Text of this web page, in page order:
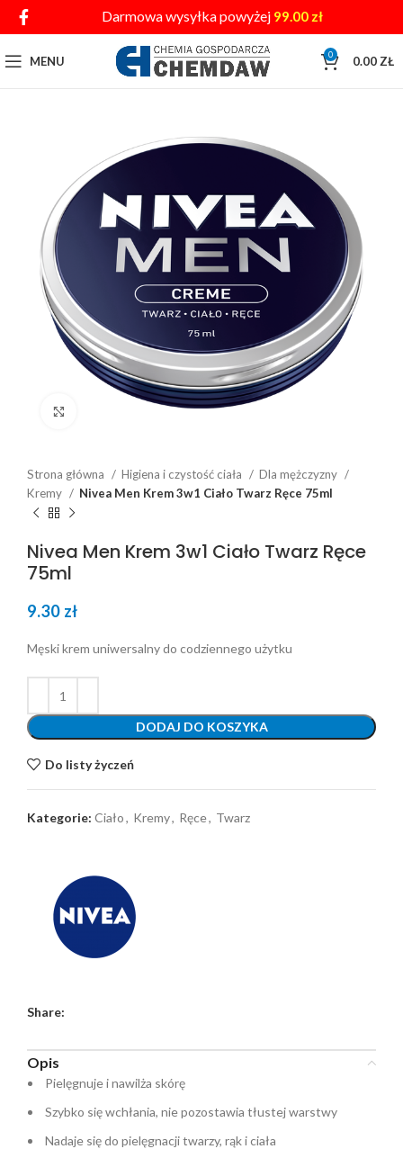
Darmowa wysyłka powyżej 99.00 zł
MENU 0 0.00 ZŁ
Strona główna Higiena i czystość ciała
Dla mężczyzny
Kremy
Nivea Men Krem 3w1 Ciało Twarz Ręce 75ml
Nivea Men Krem 3w1 Ciało Twarz Ręce
75ml
9.30 zł
Męski krem uniwersalny do codziennego użytku
DODAJ DO KOSZYKA
Do listy życzeń
Kategorie: Ciało, Kremy, Ręce, Twarz
Share:
Opis
Pielęgnuje i nawilża skórę
Szybko się wchłania, nie pozostawia tłustej warstwy
Nadaje się do pielęgnacji twarzy, rąk i ciała